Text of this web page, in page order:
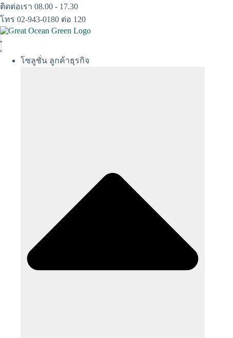
Skip
to
content
ติดต่อเรา 08.00 - 17.30
โทร 02-943-0180 ต่อ 120
โซลูชั่น ลูกค้าธุรกิจ